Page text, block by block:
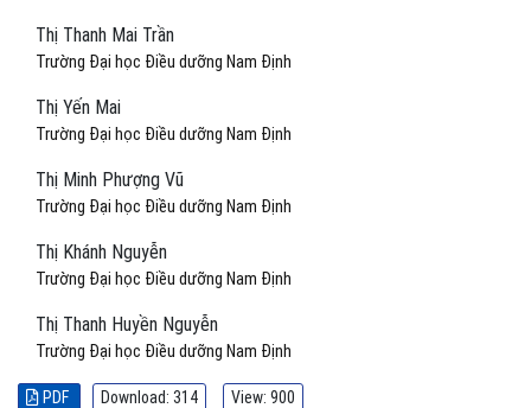
Thị Thanh Mai Trần
Trường Đại học Điều dưỡng Nam Định
Thị Yến Mai
Trường Đại học Điều dưỡng Nam Định
Thị Minh Phượng Vũ
Trường Đại học Điều dưỡng Nam Định
Thị Khánh Nguyễn
Trường Đại học Điều dưỡng Nam Định
Thị Thanh Huyền Nguyễn
Trường Đại học Điều dưỡng Nam Định
PDF Download: 314 View: 900